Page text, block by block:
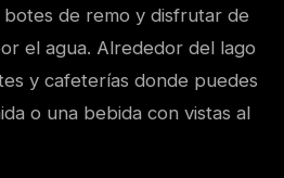
de remo y disfrutar de
el agua. Alrededor del lago
y cafeterías donde puedes
o una bebida con vistas al